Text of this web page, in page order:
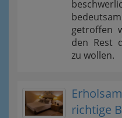
getroffen
den Rest
zu wollen.
richtige